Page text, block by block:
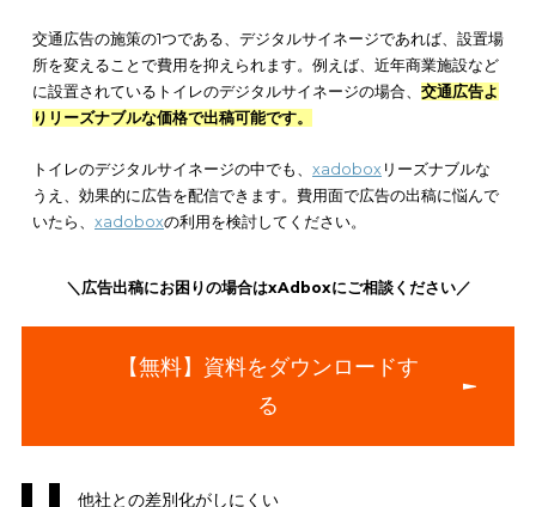
中吊りフリースポットを利用する
交通広告の費用対効果を高めるには、中吊りフリースポットの
もおすすめです。中吊りフリースポットとは、中吊り広告の空
す。
や期間に広告を掲載できません。そのため、期間に縛りのない
に向いています。
交通広告のデメリット